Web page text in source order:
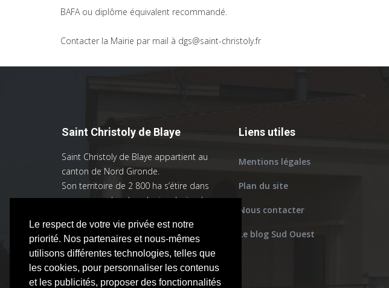
Le respect de votre vie privée est notre
priorité. Nos partenaires et nous-mêmes
utilisons différentes technologies, telles que
les cookies, pour personnaliser les contenus
et les publicités, proposer des fonctionnalités
BAFA ou diplôme équivalent recommandé.
Contacter la Mairie par mail à dgs@saint-christoly.fr
Saint Christoly de Blaye
Saint Christoly de Blaye appartient au
canton de Nord Gironde.
Son territoire de 2 800 ha s’étire dans
un sens nord sud sur la rive droite du
avec les communes de Saint Savin et
Civrac de Blaye sur ses marges
orientales.
La commune appartient à la
Liens utiles
Mentions légales
Plan du site
Nous contacter
Le blog Sud Ouest